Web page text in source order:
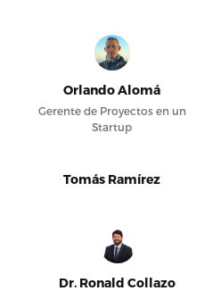
Orlando Alomá
Gerente de Proyectos en un
Startup
Tomás Ramírez
Dr. Ronald Collazo